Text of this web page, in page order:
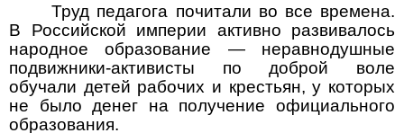
Труд педагога почитали во все времена.
В Российской империи активно развивалось
народное образование — неравнодушные
подвижники-активисты по доброй воле
обучали детей рабочих и крестьян, у которых
не было денег на получение официального
образования.